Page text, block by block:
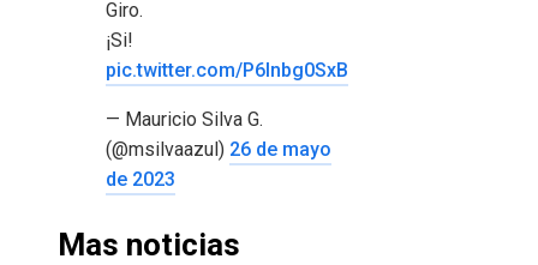
Giro.
¡Si!
pic.twitter.com/P6Inbg0SxB
— Mauricio Silva G.
(@msilvaazul) 26 de mayo
de 2023
Mas noticias